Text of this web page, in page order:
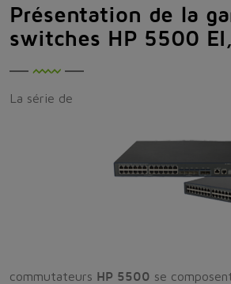
Présentation de la
switches HP 5500
La série de
commutateurs HP 5500 se